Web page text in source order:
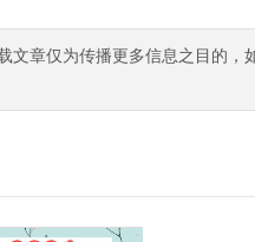
文章仅为传播更多信息之目的，